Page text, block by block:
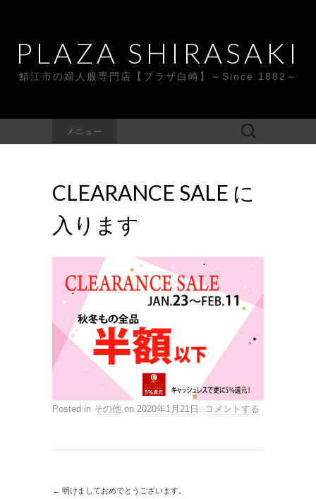
PLAZA SHIRASAKI
鯖江市の婦人服専門店【プラザ白崎】～Since 1882～
メニュー
検
索:
CLEARANCE SALE に
入ります
Posted in その他 on 2020年1月21日 . コメントする
← 明けましておめでとうございます。